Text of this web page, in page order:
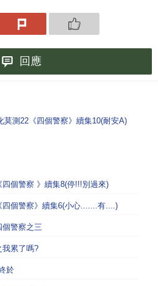
回應
莫測22《四個警察》續集10(耐安A)
四個警察 》續集8(停!!!別過來)
四個警察》續集6(小心.......有....)
個警察之三
我累了嗎?
於